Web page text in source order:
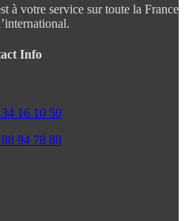
à votre service sur toute la France
Info
16 10 50
94 78 88